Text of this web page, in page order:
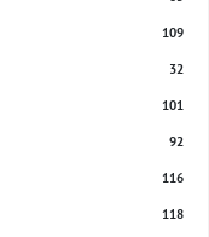
109
32
101
92
116
118